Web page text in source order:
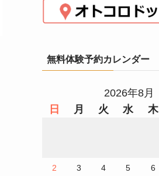
無料体験予約カレンダー
2026年8月
日
月 火 水 木
2 3 4 5 6